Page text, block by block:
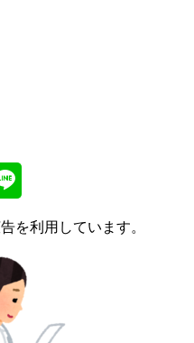
を利用しています。